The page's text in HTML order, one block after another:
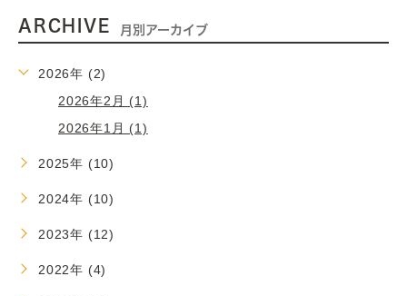
ARCHIVE 月別アーカイブ
2026年 (2)
2026年2月 (1)
2026年1月 (1)
2025年 (10)
2024年 (10)
2023年 (12)
2022年 (4)